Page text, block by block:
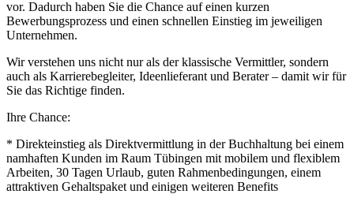
vor. Dadurch haben Sie die Chance auf einen kurzen
Bewerbungsprozess und einen schnellen Einstieg im jeweiligen
Unternehmen.
Wir verstehen uns nicht nur als der klassische Vermittler, sondern
auch als Karrierebegleiter, Ideenlieferant und Berater – damit wir für
Sie das Richtige finden.
Ihre Chance:
* Direkteinstieg als Direktvermittlung in der Buchhaltung bei einem
namhaften Kunden im Raum Tübingen mit mobilem und flexiblem
Arbeiten, 30 Tagen Urlaub, guten Rahmenbedingungen, einem
attraktiven Gehaltspaket und einigen weiteren Benefits